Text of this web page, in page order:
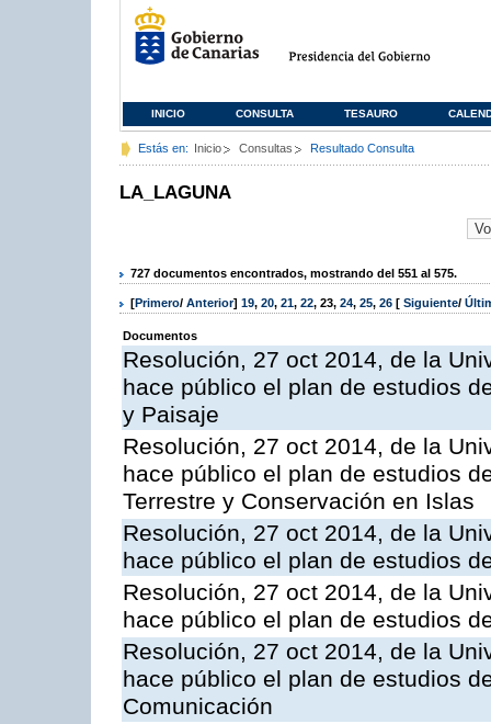
INICIO CONSULTA TESAURO
Estás en: Inicio Consultas Resultado Consulta
LA_LAGUNA
727 documentos encontrados, mostrando del 551 al 575.
[Primero/ Anterior] 19, 20, 21, 22, 23, 24, 25, 26 [ Siguiente/
Documentos
Resolución, 27 oct 2014, de la
hace público el plan de estudios
y Paisaje
Resolución, 27 oct 2014, de la
hace público el plan de estudios
Terrestre y Conservación en Islas
Resolución, 27 oct 2014, de la
hace público el plan de estudios
Resolución, 27 oct 2014, de la
hace público el plan de estudios
Resolución, 27 oct 2014, de la
hace público el plan de estudios
Comunicación